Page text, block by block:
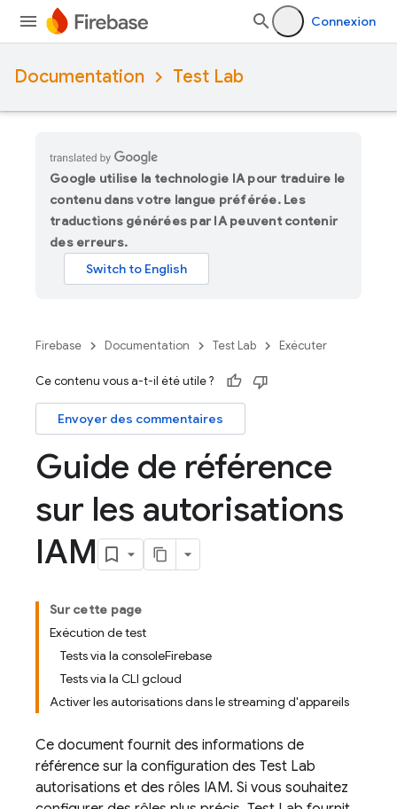
Connexion
Documentation Test Lab
Google utilise la technologie IA pour traduire le
contenu dans votre langue préférée. Les
traductions générées par IA peuvent contenir
des erreurs.
Firebase Documentation Test Lab Exécuter
Ce contenu vous a-t-il été utile ?
Envoyer des commentaires
Guide de référence
sur les autorisations
IAM
Sur cette page
Exécution de test
Tests via la consoleFirebase
Tests via la CLI gcloud
Activer les autorisations dans le streaming d'appareils
Ce document fournit des informations de
référence sur la configuration des Test Lab
autorisations et des rôles IAM. Si vous souhaitez